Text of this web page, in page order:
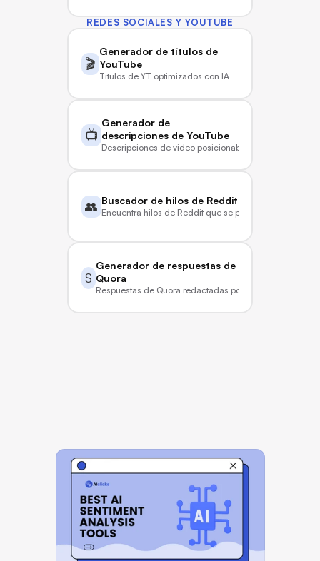
REDES SOCIALES Y YOUTUBE
🎬
Generador de títulos de
YouTube
Títulos de YT optimizados con IA
📺
Generador de
descripciones de YouTube
Descripciones de video posicionables
👥 Buscador de hilos de Reddit
Encuentra hilos de Reddit que se puedan clasificar
S
Generador de respuestas de
Quora
Respuestas de Quora redactadas por IA